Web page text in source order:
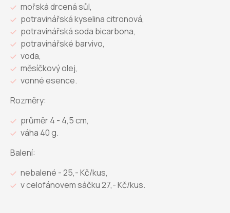
mořská drcená sůl,
potravinářská kyselina citronová,
potravinářská soda bicarbona,
potravinářské barvivo,
voda,
měsíčkový olej,
vonné esence.
Rozměry:
průměr 4 - 4,5 cm,
váha 40 g.
Balení:
nebalené - 25,- Kč/kus,
v celofánovem sáčku 27,- Kč/kus.